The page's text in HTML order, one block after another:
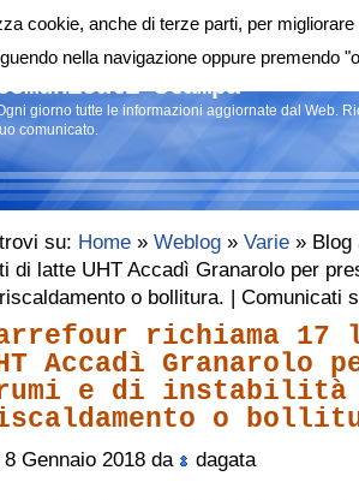
RSS |
stampa
giorno tutte le informazioni aggiornate dal Web.
comunicato.
su: Home » Weblog » Varie » Blog
di latte UHT Accadì Granarolo per
o bollitura. | Comunicati
richiama
Accadì Granarolo
e di instabilità
o
8 Gennaio 2018 da dagata
cookie, anche di terze parti, per
nella navigazione oppure premendo